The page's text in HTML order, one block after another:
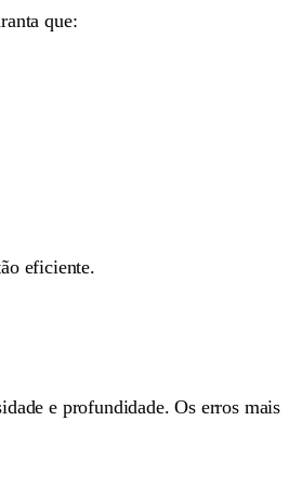
que:
eficiente.
e profundidade. Os erros mais